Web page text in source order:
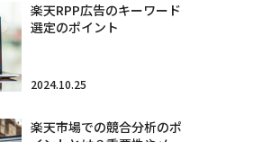
楽天RPP広告のキーワード
選定のポイント
2024.10.25
楽天市場での競合分析のポ